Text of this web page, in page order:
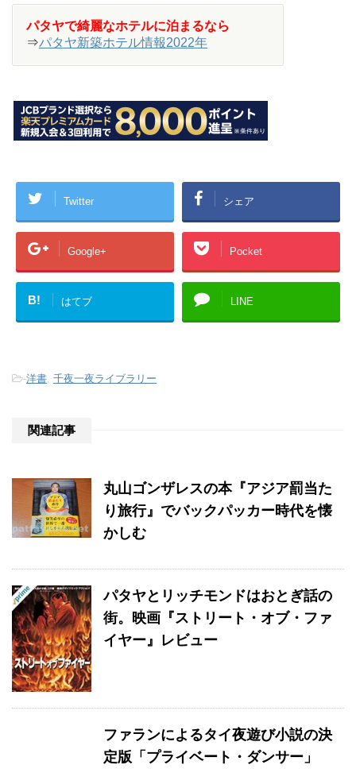
パタヤで綺麗なホテルに泊まるなら
⇒パタヤ新築ホテル情報2022年
Twitter シェア
Google+ Pocket
B! はてブ LINE
-洋書, 千夜一夜ライブラリー
関連記事
丸山ゴンザレスの本『アジア罰当た
り旅行』でバックパッカー時代を懐
かしむ
パタヤとリッチモンドはおとぎ話の
街。映画『ストリート・オブ・ファ
イヤー』レビュー
ファランによるタイ夜遊び小説の決
定版「プライベート・ダンサー」